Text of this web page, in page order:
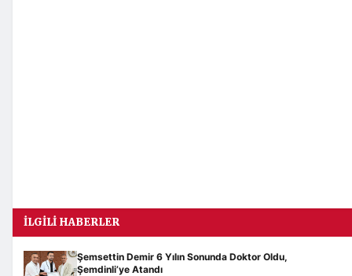
İLGILI HABERLER
Şemsettin Demir 6 Yılın Sonunda Doktor Oldu,
Şemdinli’ye Atandı